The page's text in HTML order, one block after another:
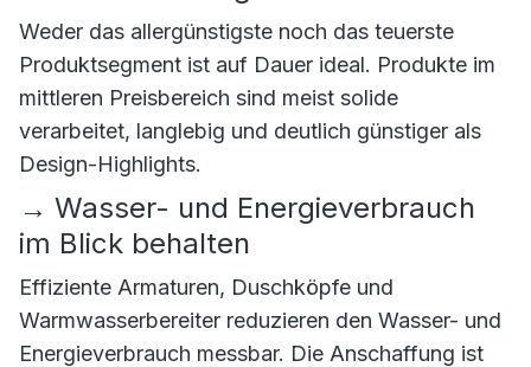
Weder das allergünstigste noch das teuerste
Produktsegment ist auf Dauer ideal. Produkte im
mittleren Preisbereich sind meist solide
verarbeitet, langlebig und deutlich günstiger als
Design-Highlights.
→ Wasser- und Energieverbrauch
im Blick behalten
Effiziente Armaturen, Duschköpfe und
Warmwasserbereiter reduzieren den Wasser- und
Energieverbrauch messbar. Die Anschaffung ist